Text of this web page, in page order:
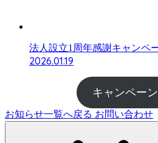
法人設立1周年感謝キャンペ
2026.01.19
キャンペー
お知らせ一覧へ戻る お問い合わせ